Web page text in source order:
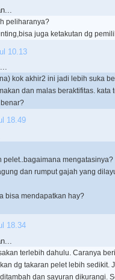
peliharanya?
juga ketakutan dg
10.13
kok akhir2 ini jadi lebih suka
dan malas beraktifitas. kata
18.49
pelet..bagaimana mengatasinya?
dan rumput gajah yang
bisa mendapatkan hay?
18.34
terlebih dahulu. Caranya
dg takaran pelet lebih sedikit.
dan sayuran dikurangi.